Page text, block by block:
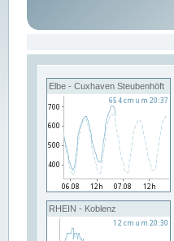
Elbe - Cuxhaven Steubenhöft
RHEIN - Koblenz